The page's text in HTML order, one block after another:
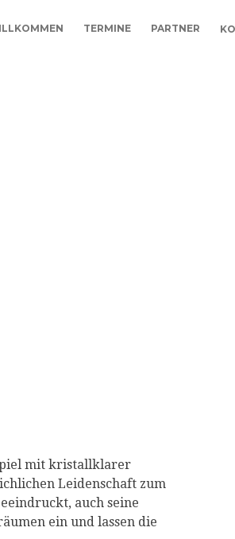
TERMINE PARTNER
mit kristallklarer
Leidenschaft zum
auch seine
ein und lassen die